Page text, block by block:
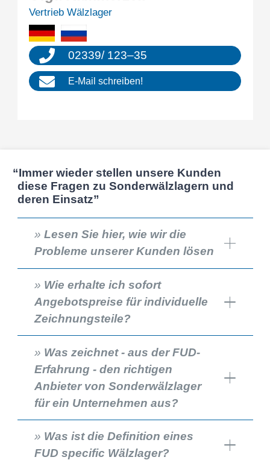
Vertrieb Wälzla­ger
02339/ 123–35
E‑Mail schrei­ben!
“Immer wieder stellen unsere Kunden
diese Fragen zu Sonder­wälz­la­gern und
deren Einsatz”
» Lesen Sie hier, wie wir die
Probleme unserer Kunden lösen
» Wie erhalte ich sofort
Angebotspreise für individuelle
Zeichnungsteile?
» Was zeichnet - aus der FUD-
Erfahrung - den richtigen
Anbieter von Sonderwälzlager
für ein Unternehmen aus?
» Was ist die Definition eines
FUD specific Wälzlager?